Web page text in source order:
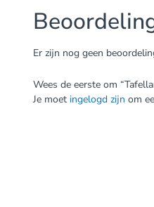
Er zijn nog geen
Wees de eerste om
Je moet ingelogd zijn om